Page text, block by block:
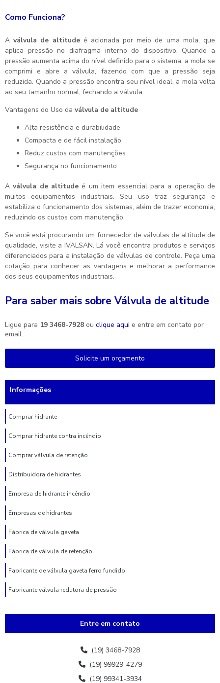
Como Funciona?
Aválvula de altitudeé acionada por meio de uma mola, que
aplica pressão no diafragma interno do dispositivo. Quando a
pressão aumenta acima do nível definido para o sistema, a mola se
comprimi e abre a válvula, fazendo com que a pressão seja
reduzida. Quando a pressão encontra seu nível ideal, a mola volta
ao seu tamanho normal, fechando a válvula.
Vantagens do Uso da válvula de altitude
Alta resistência e durabilidade
Compacta e de fácil instalação
Reduz custos com manutenções
Segurança no funcionamento
Aválvula de altitude é um item essencial para a operação de
muitos equipamentos industriais. Seu uso traz segurança e
estabiliza o funcionamento dos sistemas, além de trazer economia,
reduzindo os custos com manutenção.
Se você está procurando um fornecedor de válvulas de altitude de
qualidade, visite a IVALSAN. Lá você encontra produtos e serviços
diferenciados para a instalação de válvulas de controle. Peça uma
cotação para conhecer as vantagens e melhorar a performance
dos seus equipamentos industriais.
Para saber mais sobre Válvula de altitude
Ligue para 19 3468-7928 ou clique aqui e entre em contato por
email.
Solicite um orçamento
Informações
Comprar hidrante
Comprar hidrante contra incêndio
Comprar válvula de retenção
Distribuidora de hidrantes
Empresa de hidrante incêndio
Empresas de hidrantes
Fábrica de válvula gaveta
Fábrica de válvula de retenção
Fabricante de válvula gaveta ferro fundido
Fabricante válvula redutora de pressão
Entre em contato
(19) 3468-7928
(19) 99929-4279
(19) 99341-3934